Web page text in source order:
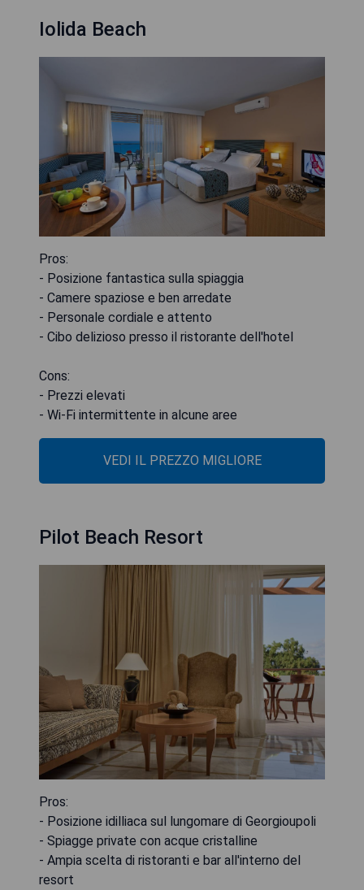
Iolida Beach
Pros:
- Posizione fantastica sulla spiaggia
- Camere spaziose e ben arredate
- Personale cordiale e attento
- Cibo delizioso presso il ristorante dell'hotel
Cons:
- Prezzi elevati
- Wi-Fi intermittente in alcune aree
VEDI IL PREZZO MIGLIORE
Pilot Beach Resort
Pros:
- Posizione idilliaca sul lungomare di Georgioupoli
- Spiagge private con acque cristalline
- Ampia scelta di ristoranti e bar all'interno del
resort